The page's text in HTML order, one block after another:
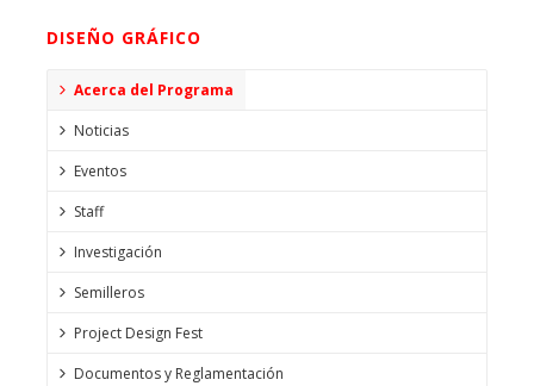
DISEÑO GRÁFICO
Acerca del Programa
Noticias
Eventos
Staff
Investigación
Semilleros
Project Design Fest
Documentos y Reglamentación